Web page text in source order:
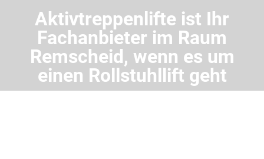
Aktivtreppenlifte ist Ihr
Fachanbieter im Raum
Remscheid, wenn es um
einen Rollstuhllift geht